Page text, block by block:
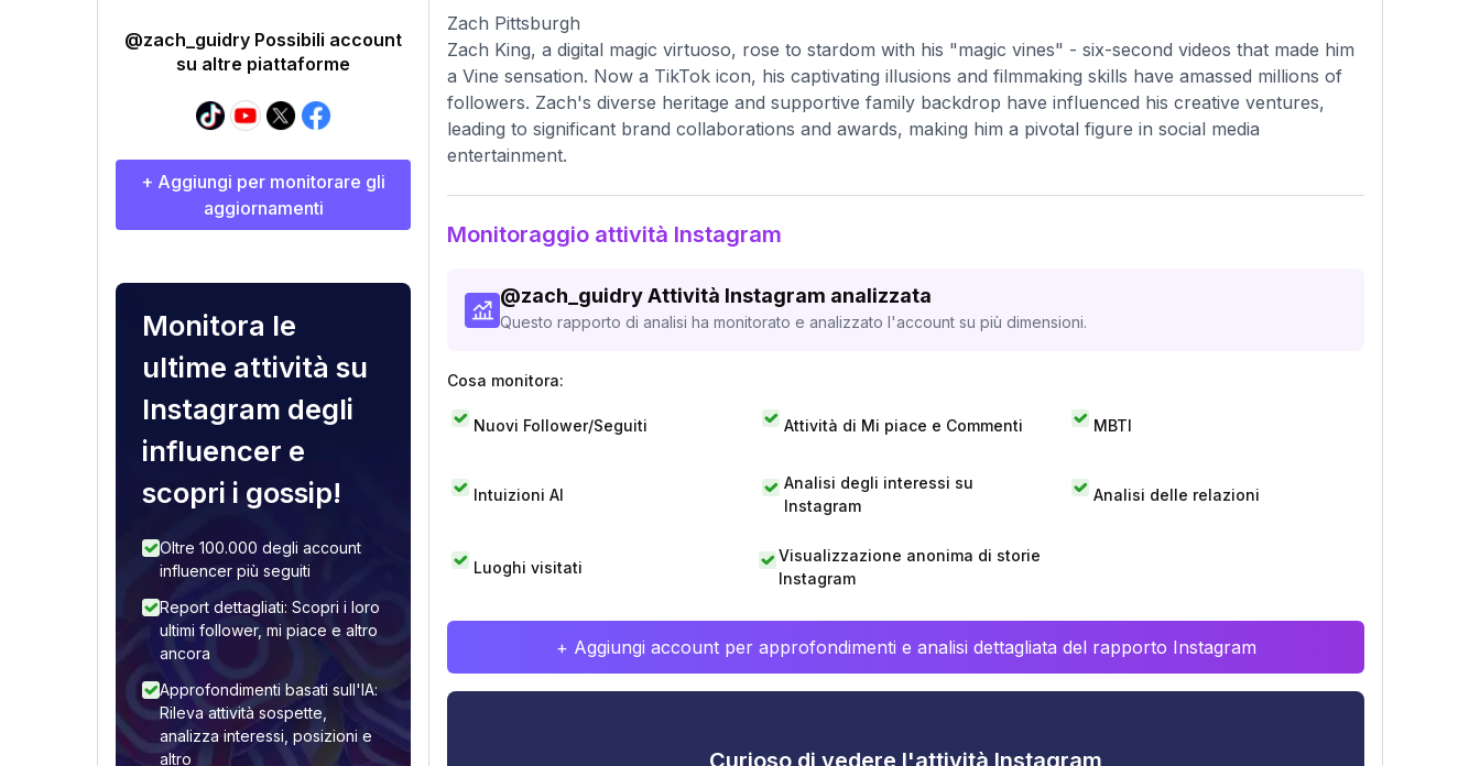
@zach_guidry Possibili account
su altre piattaforme
+ Aggiungi per monitorare gli
aggiornamenti
Monitora le
ultime attività su
Instagram degli
influencer e
scopri i gossip!
Oltre 100.000 degli account
influencer più seguiti
Report dettagliati: Scopri i loro
ultimi follower, mi piace e altro
ancora
Approfondimenti basati sull'IA:
Rileva attività sospette,
analizza interessi, posizioni e
altro
Zach Pittsburgh
Zach King, a digital magic virtuoso, rose to stardom with his "magic vines" - six-second videos that made him
a Vine sensation. Now a TikTok icon, his captivating illusions and filmmaking skills have amassed millions of
followers. Zach's diverse heritage and supportive family backdrop have influenced his creative ventures,
leading to significant brand collaborations and awards, making him a pivotal figure in social media
entertainment.
Monitoraggio attività Instagram
@zach_guidryAttività Instagram analizzata
Questo rapporto di analisi ha monitorato e analizzato l'account su più dimensioni.
Cosa monitora:
Nuovi Follower/Seguiti Attività di Mi piace e Commenti MBTI
Intuizioni AI
Analisi degli interessi su
Instagram
Analisi delle relazioni
Luoghi visitati
Visualizzazione anonima di storie
Instagram
+ Aggiungi account per approfondimenti e analisi dettagliata del rapporto Instagram
Curioso di vedere l'attività Instagram